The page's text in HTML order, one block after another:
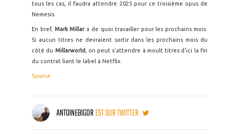
tous les cas, il faudra attendre 2025 pour ce troisième opus de
Nemesis.
En bref, Mark Millara de quoi travailler pour les prochains mois.
Si aucun titres ne devraient sortir dans les prochains mois du
côté du Millarworld
, on peut s'attendre à moult titres d'ici la fin
du contrat liant le label à Netflix.
Source
ANTOINEBIGOREST SUR TWITTER